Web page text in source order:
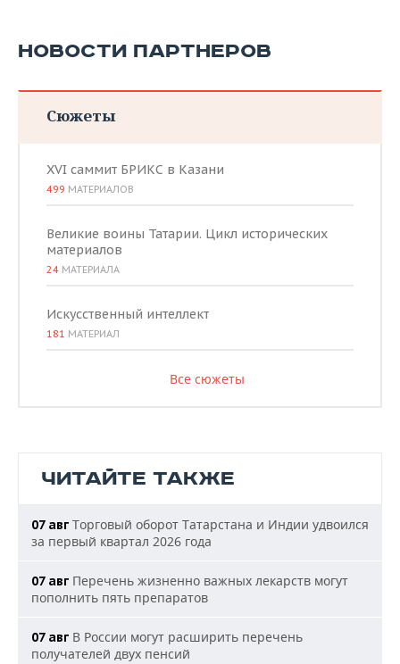
НОВОСТИ ПАРТНЕРОВ
Сюжеты
XVI саммит БРИКС в Казани
499 МАТЕРИАЛОВ
Великие воины Татарии. Цикл исторических
материалов
24 МАТЕРИАЛА
Искусственный интеллект
181 МАТЕРИАЛ
Все сюжеты
ЧИТАЙТЕ ТАКЖЕ
07 авг Торговый оборот Татарстана и Индии удвоился
за первый квартал 2026 года
07 авг Перечень жизненно важных лекарств могут
пополнить пять препаратов
07 авг В России могут расширить перечень
получателей двух пенсий